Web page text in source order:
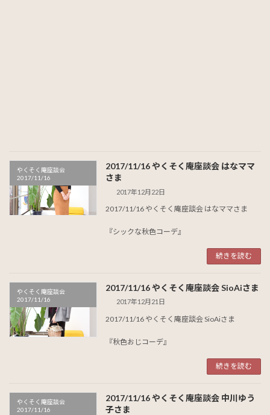
やくそく庵座談会
2017/11/16
2017/11/16 やくそく庵座談会 はなママ
さま
2017年12月22日
2017/11/16 やくそく庵座談会 はなママさま
『シックな秋色コーデ』
続きを読む
やくそく庵座談会
2017/11/16
2017/11/16 やくそく庵座談会 SioAiさま
2017年12月21日
2017/11/16 やくそく庵座談会 SioAiさま
『秋色おじコーデ』
続きを読む
やくそく庵座談会
2017/11/16
2017/11/16 やくそく庵座談会 中川ゆう
子さま